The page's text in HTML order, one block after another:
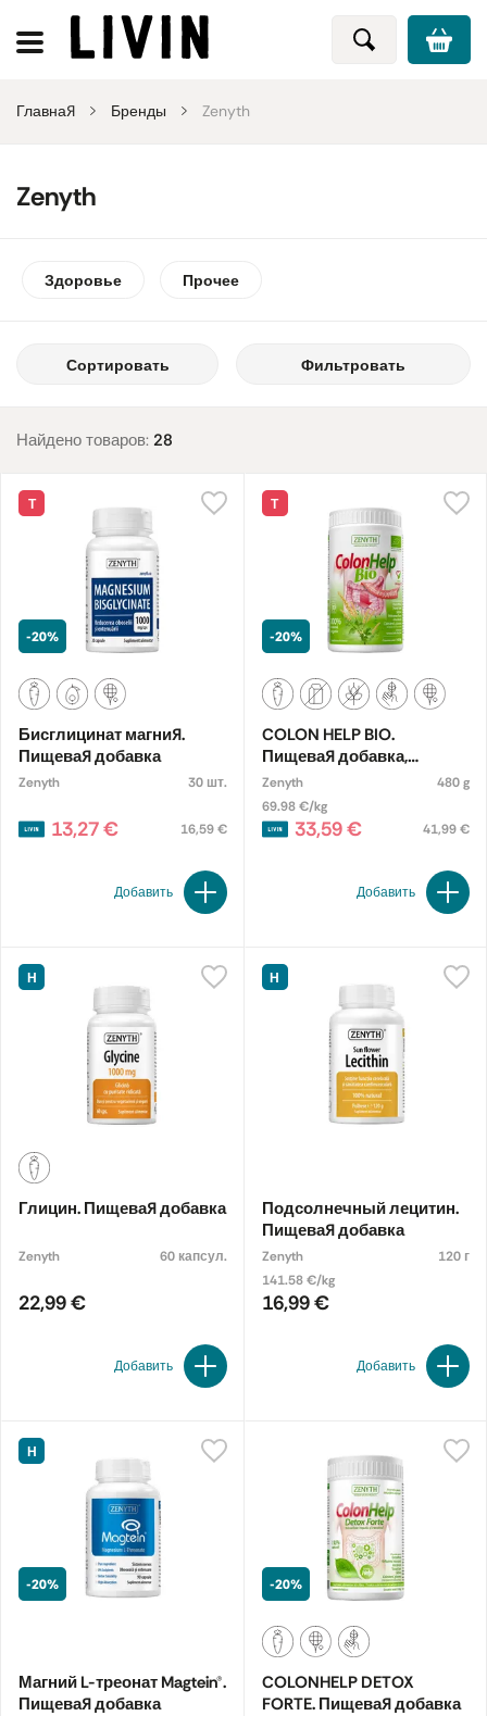
Главная Бренды Zenyth
Zenyth
Здоровье Прочее
Сортировать Фильтровать
Найдено товаров: 28
Т
-20%
Бисглицинат магния.
Пищевая добавка
Zenyth 30 шт.
13,27 € 16,59 €
Добавить
Т
-20%
COLON HELP BIO.
Пищевая добавка,
экологическая
Zenyth
480 g
69.98 €/kg
33,59 € 41,99 €
Добавить
Н
Глицин. Пищевая добавка
Zenyth 60 капсул.
22,99 €
Добавить
Н
Подсолнечный лецитин.
Пищевая добавка
Zenyth
120 г
141.58 €/kg
16,99 €
Добавить
Н
-20%
Магний L-треонат Magtein®.
Пищевая добавка
-20%
COLONHELP DETOX
FORTE. Пищевая добавка